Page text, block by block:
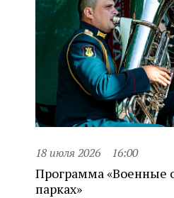
18 июля 2026 16:00
Программа «Военные
парках»